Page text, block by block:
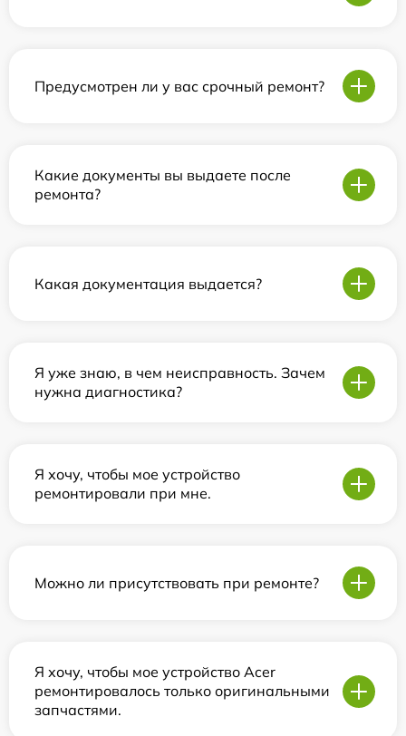
Предусмотрен ли у вас срочный ремонт?
Какие документы вы выдаете после
ремонта?
Какая документация выдается?
Я уже знаю, в чем неисправность. Зачем
нужна диагностика?
Я хочу, чтобы мое устройство
ремонтировали при мне.
Можно ли присутствовать при ремонте?
Я хочу, чтобы мое устройство Acer
ремонтировалось только оригинальными
запчастями.